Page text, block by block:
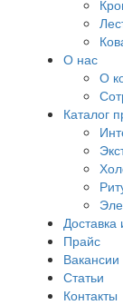
О нас
О
Каталог
Доставка
Прайс
Вакансии
Статьи
Контакты